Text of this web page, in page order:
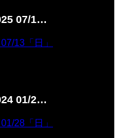
07/1…
13「日」
01/2…
28「日」